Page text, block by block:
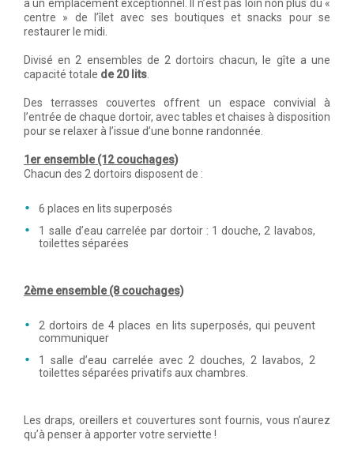
à un emplacement exceptionnel. Il n’est pas loin non plus du «
centre » de l’îlet avec ses boutiques et snacks pour se
restaurer le midi.
Divisé en 2 ensembles de 2 dortoirs chacun, le gîte a une
capacité totale de 20 lits
Des terrasses couvertes offrent un espace convivial à
l’entrée de chaque dortoir, avec tables et chaises à disposition
pour se relaxer à l’issue d’une bonne randonnée.
1er ensemble (12 couchages)
Chacun des 2 dortoirs disposent de :
6 places en lits superposés
1 salle d’eau carrelée par dortoir : 1 douche, 2 lavabos,
toilettes séparées
2ème ensemble (8 couchages)
2 dortoirs de 4 places en lits superposés, qui peuvent
communiquer
1 salle d’eau carrelée avec 2 douches, 2 lavabos, 2
toilettes séparées privatifs aux chambres.
Les draps, oreillers et couvertures sont fournis, vous n’aurez
qu’à penser à apporter votre serviette !